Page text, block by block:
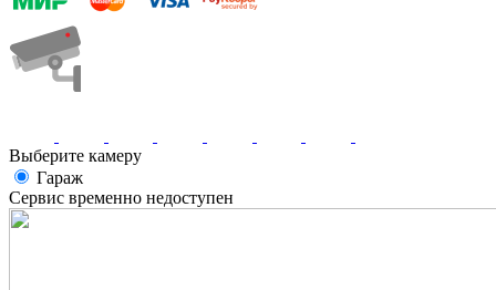
Выберите камеру
Гараж
Сервис временно недоступен